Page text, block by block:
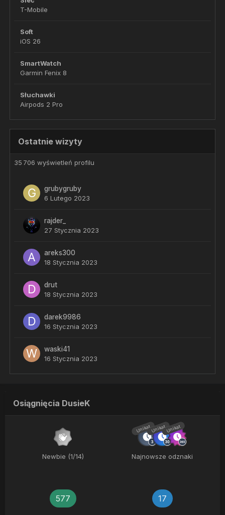
T-Mobile
Soft
iOS 26
SmartWatch
Garmin Fenix 8
Słuchawki
Airpods 2 Pro
Ostatnie wizyty
35 706 wyświetleń profilu
grubygruby
6 Lutego 2023
rajder_
27 Stycznia 2023
areks300
18 Stycznia 2023
drut
18 Stycznia 2023
darek9986
16 Stycznia 2023
waski41
16 Stycznia 2023
Osiągnięcia DusieK
Newbie (1/14)
UnikatUnikatUnikat
Najnowsze odznaki
577 17